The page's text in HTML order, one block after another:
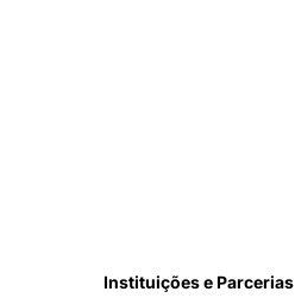
Instituições e Parcerias